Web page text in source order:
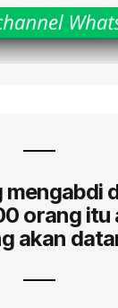
orang
akan